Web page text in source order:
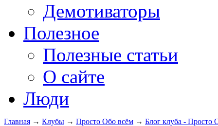
Демотиваторы
Полезное
Полезные статьи
О сайте
Люди
Главная → Клубы → Просто Обо всём → Блог клуба - Просто